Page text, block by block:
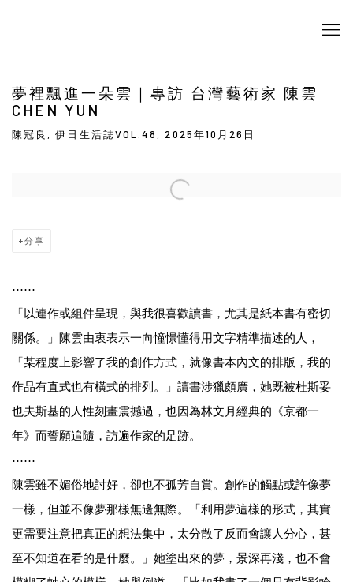
夢裡飄進⼀朵雲｜專訪 台灣藝術家 陳雲
CHEN YUN
陳冠良, 伊日生活誌VOL.48, 2025年10月26日
Open a larger version of the following image in a popup:
分享
⋯⋯
「以連作或組件呈現，與我很喜歡讀書，尤其是紙本書有密切
關係。」陳雲由衷表示一向憧憬懂得用文字精準描述的人，
「某程度上影響了我的創作方式，就像書本內文的排版，我的
作品有直式也有橫式的排列。」讀書涉獵頗廣，她既被杜斯妥
也夫斯基的人性刻畫震撼過，也因為林文月經典的《京都一
年》而誓願追隨，訪遍作家的足跡。
⋯⋯
陳雲雖不媚俗地討好，卻也不孤芳自賞。創作的觸點或許像夢
一樣，但並不像夢那樣無邊無際。「利用夢這樣的形式，其實
更需要注意把真正的想法集中，太分散了反而會讓人分心，甚
至不知道在看的是什麼。」她塗出來的夢，景深再淺，也不會